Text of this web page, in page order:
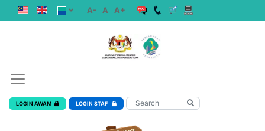
A- A A+
LOGIN AWAM LOGIN STAF